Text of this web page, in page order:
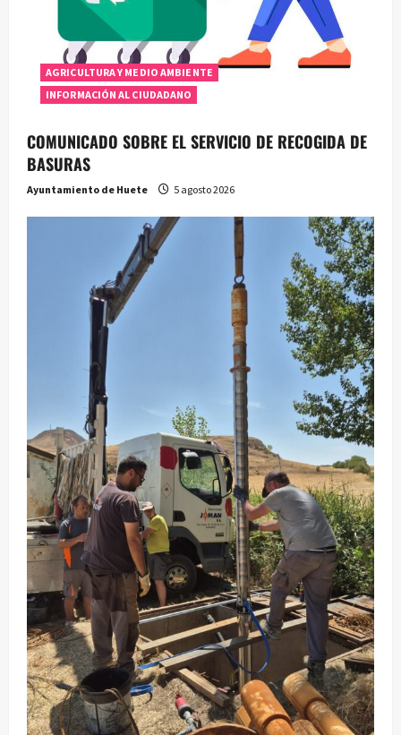
AGRICULTURA Y MEDIO AMBIENTE
INFORMACIÓN AL CIUDADANO
COMUNICADO SOBRE EL SERVICIO DE RECOGIDA DE
BASURAS
Ayuntamiento de Huete 5 agosto 2026